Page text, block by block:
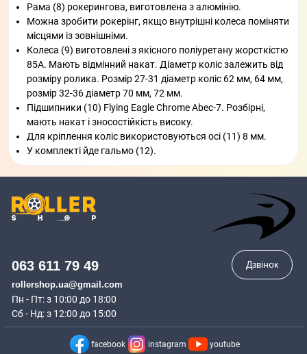
Рама (8) рокерингова, виготовлена ​​з алюмінію.
Можна зробити рокерінг, якщо внутрішні колеса поміняти
місцями із зовнішніми.
Колеса (9) виготовлені з якісного поліуретану жорсткістю
85А. Мають відмінний накат. Діаметр коліс залежить від
розміру ролика. Розмір 27-31 діаметр коліс 62 мм, 64 мм,
розмір 32-36 діаметр 70 мм, 72 мм.
Підшипники (10) Flying Eagle Chrome Abec-7. Розбірні,
мають накат і зносостійкість високу.
Для кріплення коліс використовуються осі (11) 8 мм.
У комплекті йде гальмо (12).
063 611 79 49
rollershop.ua@gmail.com
Пн - Пт: з 10:00 до 18:00
Сб - Нд: з 12:00 до 15:00
Дзвінок
facebook instagram youtube